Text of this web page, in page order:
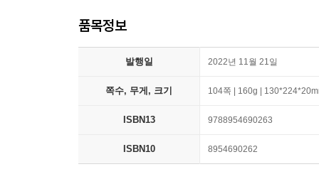
품목정보
발행일 2022년 11월 21일
쪽수, 무게, 크기 104쪽 | 160g |
ISBN13 9788954690263
ISBN10 8954690262